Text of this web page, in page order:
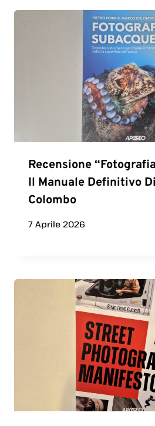
Recensione
Il Manuale Definitivo
Colombo
7 Aprile 2026